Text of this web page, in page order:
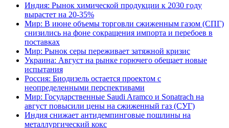
Индия: Рынок химической продукции к 2030 году
вырастет на 20-35%
Мир: В июне объемы торговли сжиженным газом (СПГ)
снизились на фоне сокращения импорта и перебоев в
поставках
Мир: Рынок серы переживает затяжной кризис
Украина: Август на рынке горючего обещает новые
испытания
Россия: Биодизель остается проектом с
неопределенными перспективами
Мир: Государственные Saudi Aramco и Sonatrach на
август повысили цены на сжиженный газ (СУГ)
Индия снижает антидемпинговые пошлины на
металлургический кокс